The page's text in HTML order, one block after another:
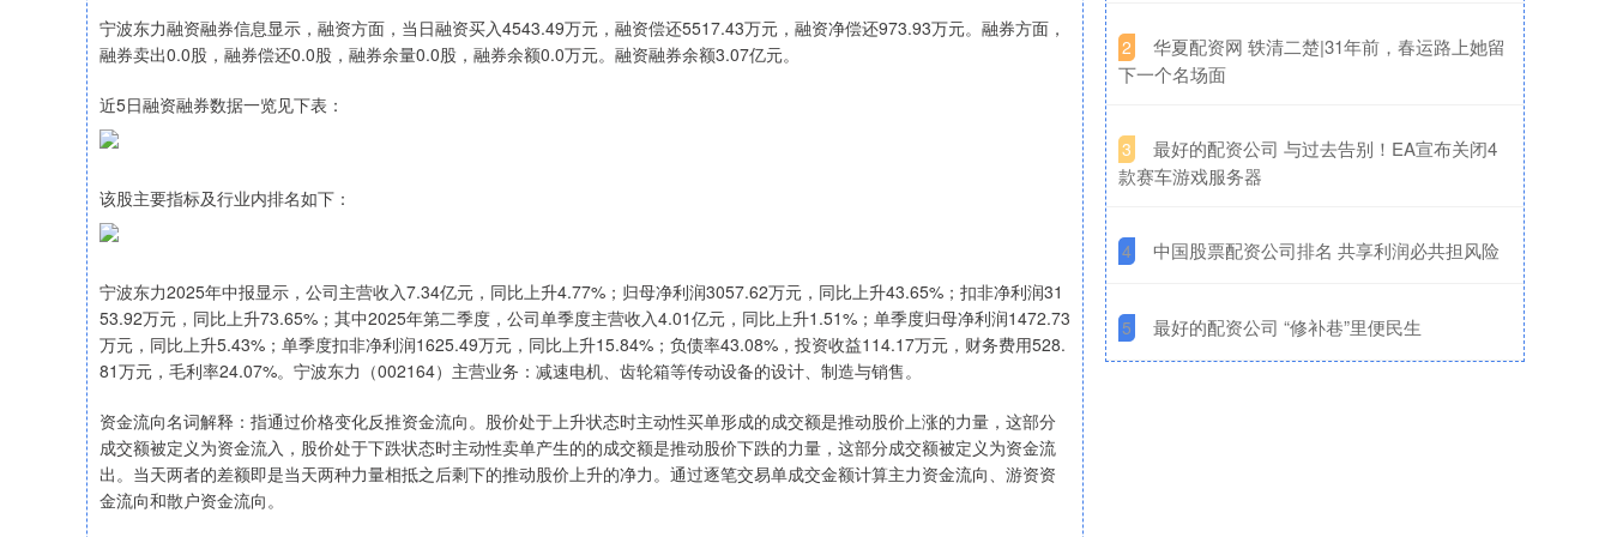
宁波东力融资融券信息显示，融资方面，当日融资买入4543.49万元，融资偿还5517.43万元，融资净偿还973.93万元。融券方面，
融券卖出0.0股，融券偿还0.0股，融券余量0.0股，融券余额0.0万元。融资融券余额3.07亿元。
近5日融资融券数据一览见下表：
该股主要指标及行业内排名如下：
宁波东力2025年中报显示，公司主营收入7.34亿元，同比上升4.77%；归母净利润3057.62万元，同比上升43.65%；扣非净利润31
53.92万元，同比上升73.65%；其中2025年第二季度，公司单季度主营收入4.01亿元，同比上升1.51%；单季度归母净利润1472.73
万元，同比上升5.43%；单季度扣非净利润1625.49万元，同比上升15.84%；负债率43.08%，投资收益114.17万元，财务费用528.
81万元，毛利率24.07%。宁波东力（002164）主营业务：减速电机、齿轮箱等传动设备的设计、制造与销售。
资金流向名词解释：指通过价格变化反推资金流向。股价处于上升状态时主动性买单形成的成交额是推动股价上涨的力量，这部分
成交额被定义为资金流入，股价处于下跌状态时主动性卖单产生的的成交额是推动股价下跌的力量，这部分成交额被定义为资金流
出。当天两者的差额即是当天两种力量相抵之后剩下的推动股价上升的净力。通过逐笔交易单成交金额计算主力资金流向、游资资
金流向和散户资金流向。
2
​华夏配资网 轶清二楚|31年前，春运路上她留
下一个名场面
3
​最好的配资公司 与过去告别！EA宣布关闭4
款赛车游戏服务器
4 ​中国股票配资公司排名 共享利润必共担风险
5 ​最好的配资公司 “修补巷”里便民生